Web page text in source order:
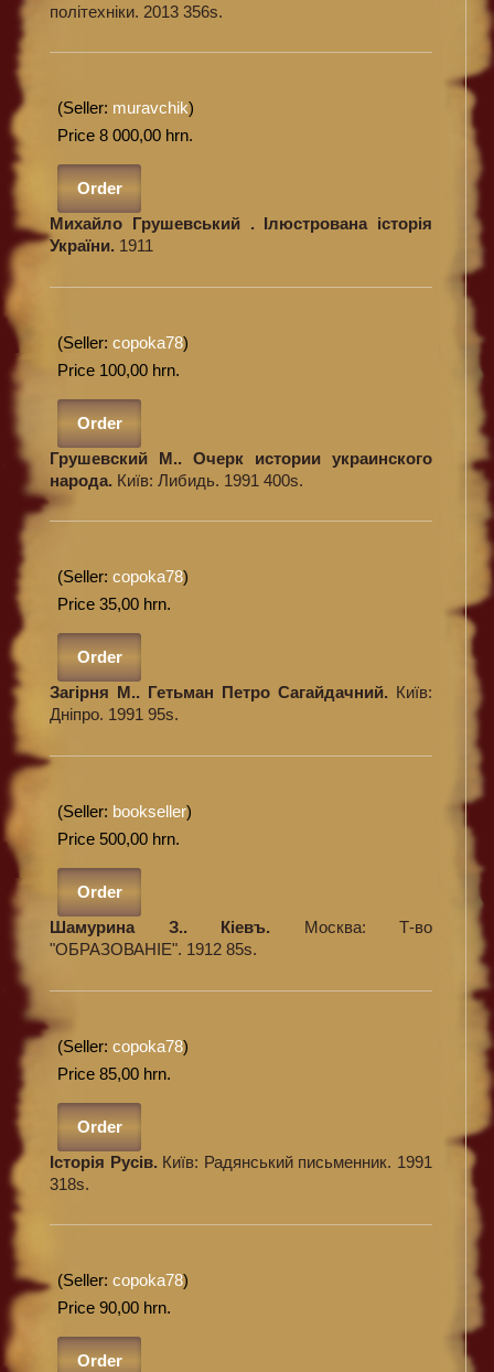
політехніки. 2013 356s.
(Seller: muravchik)
Price 8 000,00 hrn.
Order
Михайло Грушевський . Ілюстрована історія
України. 1911
(Seller: copoka78)
Price 100,00 hrn.
Order
Грушевский М.. Очерк истории украинского
народа. Київ: Либидь. 1991 400s.
(Seller: copoka78)
Price 35,00 hrn.
Order
Загірня М.. Гетьман Петро Сагайдачний. Київ:
Дніпро. 1991 95s.
(Seller: bookseller)
Price 500,00 hrn.
Order
Шамурина З.. Кіевъ. Москва: Т-во
"ОБРАЗОВАНІЕ". 1912 85s.
(Seller: copoka78)
Price 85,00 hrn.
Order
Історія Русів. Київ: Радянський письменник. 1991
318s.
(Seller: copoka78)
Price 90,00 hrn.
Order